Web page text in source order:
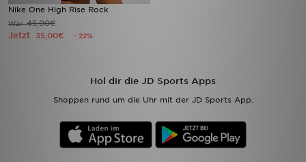
Nike One High Rise Rock
War45,00€
Jetzt 35,00€ - 22%
Hol dir die JD Sports Apps
Shoppen rund um die Uhr mit der JD Sports App.